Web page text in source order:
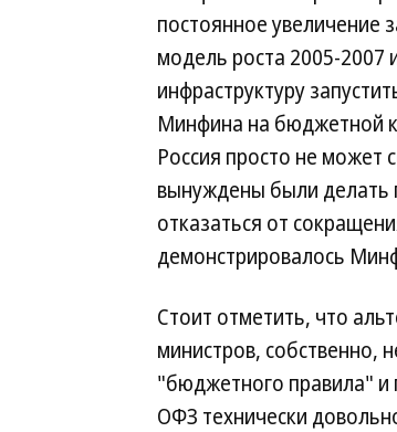
постоянное увеличение
модель роста 2005-2007
инфраструктуру
Минфина на бюджетной
Россия просто не может
вынуждены были делать
отказаться от
демонстрировалось
Стоит отметить, что
министров, собственно,
"бюджетного правила"
ОФЗ технически